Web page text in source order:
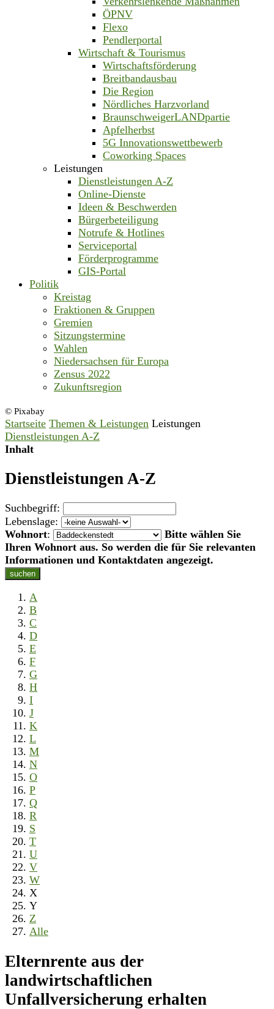
ÖPNV
Flexo
Pendlerportal
Wirtschaft & Tourismus
Wirtschaftsförderung
Breitbandausbau
Die Region
Nördliches Harzvorland
BraunschweigerLANDpartie
Apfelherbst
5G Innovationswettbewerb
Coworking Spaces
Leistungen
Dienstleistungen A-Z
Online-Dienste
Ideen & Beschwerden
Bürgerbeteiligung
Notrufe & Hotlines
Serviceportal
Förderprogramme
GIS-Portal
Politik
Kreistag
Fraktionen & Gruppen
Gremien
Sitzungstermine
Wahlen
Niedersachsen für Europa
Zensus 2022
Zukunftsregion
© Pixabay
Startseite Themen & Leistungen Leistungen
Dienstleistungen A-Z
Inhalt
Dienstleistungen A-Z
Suchbegriff:
Lebenslage:
Wohnort:
Bitte wählen Sie
Ihren Wohnort aus. So werden die für Sie relevanten
Informationen und Kontaktdaten angezeigt.
suchen
A
B
C
D
E
F
G
H
I
J
K
L
M
N
O
P
Q
R
S
T
U
V
W
X
Y
Z
Alle
Elternrente aus der
landwirtschaftlichen
Unfallversicherung erhalten